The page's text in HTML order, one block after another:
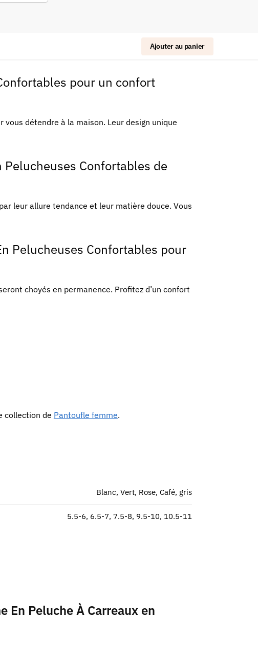
Ajouter au panier
pour un confort
vous détendre à la maison. Leur design unique
Pelucheuses Confortables de
leur allure tendance et leur matière douce. Vous
Pelucheuses Confortables pour
choyés en permanence. Profitez d’un confort
collection de Pantoufle femme.
Blanc, Vert, Rose, Café, gris
5.5-6, 6.5-7, 7.5-8, 9.5-10, 10.5-11
En Peluche À Carreaux en